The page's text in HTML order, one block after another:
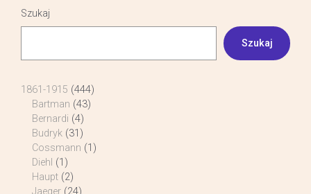
Szukaj
Szukaj
1861-1915 (444)
Bartman (43)
Bernardi (4)
Budryk (31)
Cossmann (1)
Diehl (1)
Haupt (2)
Jaeger (24)